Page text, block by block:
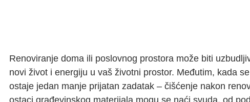
Renoviranje doma ili poslovnog prostora može biti
novi život i energiju u vaš životni prostor. Međutim, kada
ostaje jedan manje prijatan zadatak – čišćenje nakon
ostaci građevinskog materijala mogu se naći svuda, od